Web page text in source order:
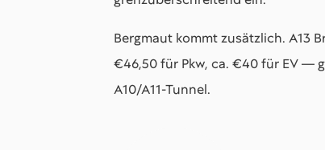
Bergmaut kommt zusätzlich. A13
€46,50 für Pkw, ca. €40 für EV —
A10/A11-Tunnel.